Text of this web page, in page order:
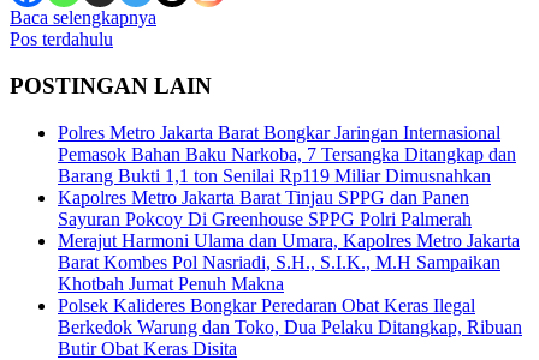
Baca selengkapnya
Navigasi
Pos terdahulu
POSTINGAN LAIN
Polres Metro Jakarta Barat Bongkar Jaringan Internasional
Pemasok Bahan Baku Narkoba, 7 Tersangka Ditangkap dan
Barang Bukti 1,1 ton Senilai Rp119 Miliar Dimusnahkan
Kapolres Metro Jakarta Barat Tinjau SPPG dan Panen
Sayuran Pokcoy Di Greenhouse SPPG Polri Palmerah
Merajut Harmoni Ulama dan Umara, Kapolres Metro Jakarta
Barat Kombes Pol Nasriadi, S.H., S.I.K., M.H Sampaikan
Khotbah Jumat Penuh Makna
Polsek Kalideres Bongkar Peredaran Obat Keras Ilegal
Berkedok Warung dan Toko, Dua Pelaku Ditangkap, Ribuan
Butir Obat Keras Disita